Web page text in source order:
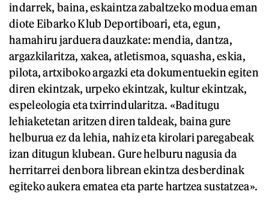
indarrek, baina, eskaintza zabaltzeko modua eman
diote Eibarko Klub Deportiboari, eta, egun,
hamahiru jarduera dauzkate: mendia, dantza,
argazkilaritza, xakea, atletismoa, squasha, eskia,
pilota, artxiboko argazki eta dokumentuekin egiten
diren ekintzak, urpeko ekintzak, kultur ekintzak,
espeleologia eta txirrindularitza. «Baditugu
lehiaketetan aritzen diren taldeak, baina gure
helburua ez da lehia, nahiz eta kirolari paregabeak
izan ditugun klubean. Gure helburu nagusia da
herritarrei denbora librean ekintza desberdinak
egiteko aukera ematea eta parte hartzea sustatzea».